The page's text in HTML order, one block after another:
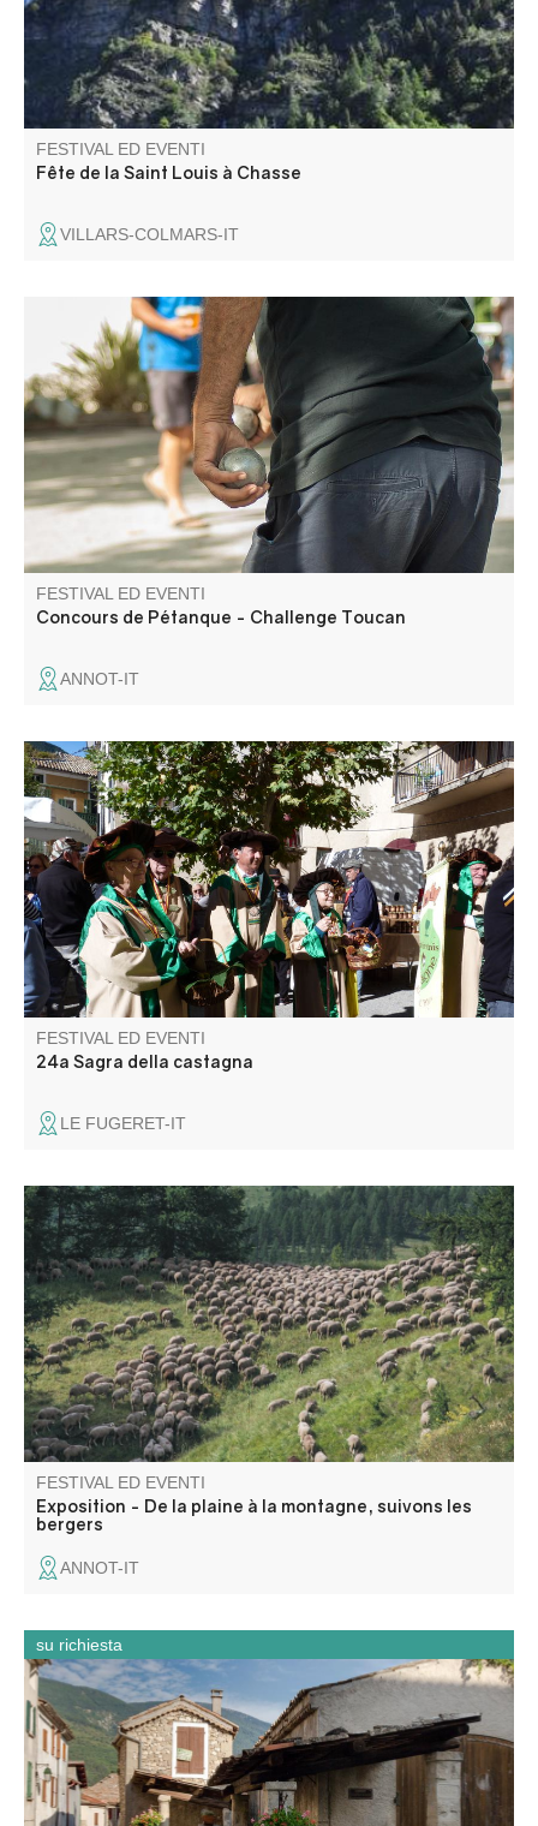
FESTIVAL ED EVENTI
Fête de la Saint Louis à Chasse
VILLARS-COLMARS-IT
Concorso organizzato dal Comitato delle feste.
FESTIVAL ED EVENTI
Concours de Pétanque - Challenge Toucan
ANNOT-IT
Il villaggio festeggia le castagne con un mercato,
degustazioni, intrattenimento e il treno a vapore Train des
Pignes, che fa il suo ultimo viaggio della stagione tra
Puget-Théniers e Le Fugeret.
FESTIVAL ED EVENTI
24a Sagra della castagna
LE FUGERET-IT
Les photos d’Emmanuel Breteau, photographe
professionnel, représentent l’activité pastorale à travers le
travail du berger / éleveur de façon originale et
esthétique.
FESTIVAL ED EVENTI
Exposition - De la plaine à la montagne, suivons les
bergers
ANNOT-IT
Perché à 700 mètres d’altitude dans la haute vallée de la
Vaïre, Annot se découvre à travers les métiers et savoir-
faire d’autrefois.
su richiesta